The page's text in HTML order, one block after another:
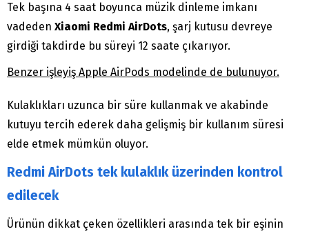
Tek başına 4 saat boyunca müzik dinleme imkanı
vadeden Xiaomi Redmi AirDots, şarj kutusu devreye
girdiği takdirde bu süreyi 12 saate çıkarıyor.
Benzer işleyiş Apple AirPods modelinde de bulunuyor.
Kulaklıkları uzunca bir süre kullanmak ve akabinde
kutuyu tercih ederek daha gelişmiş bir kullanım süresi
elde etmek mümkün oluyor.
Redmi AirDots tek kulaklık üzerinden kontrol
edilecek
Ürünün dikkat çeken özellikleri arasında tek bir eşinin